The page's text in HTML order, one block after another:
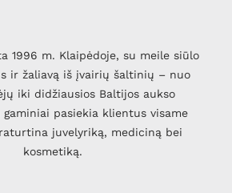
1996 m. Klaipėdoje, su meile siūlo
ir žaliavą iš įvairių šaltinių – nuo
iki didžiausios Baltijos aukso
gaminiai pasiekia klientus visame
juvelyriką, mediciną bei
kosmetiką.